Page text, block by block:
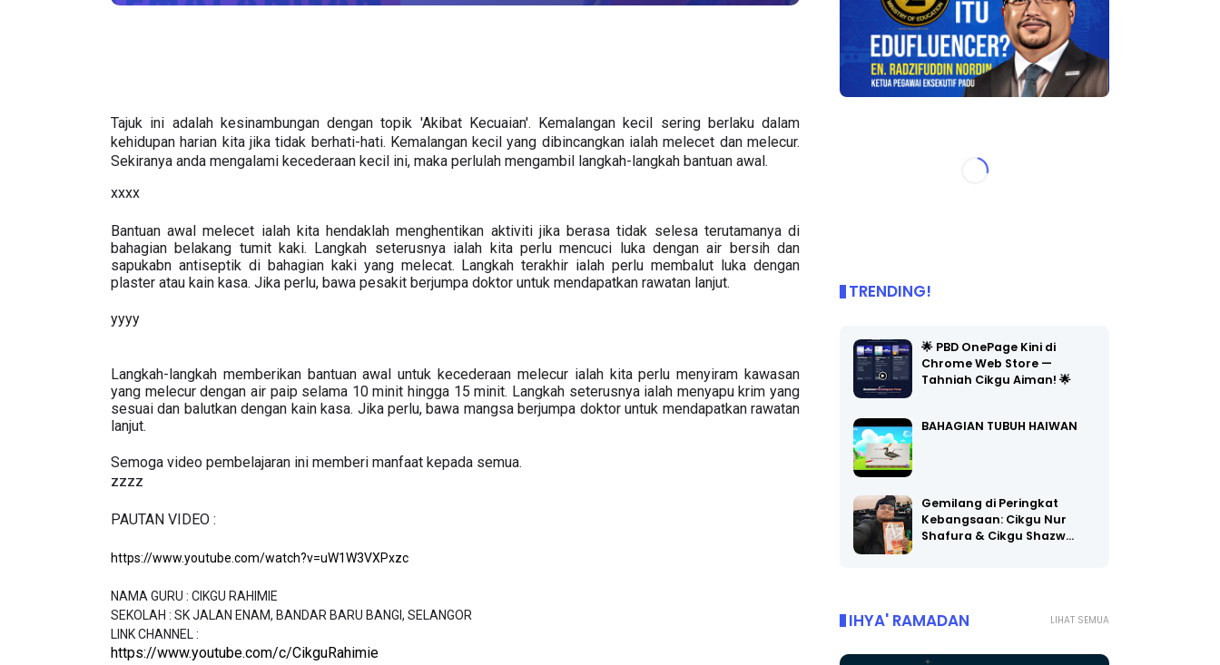
Tajuk ini adalah kesinambungan dengan topik 'Akibat Kecuaian'. Kemalangan kecil sering berlaku dalam
kehidupan harian kita jika tidak berhati-hati. Kemalangan kecil yang dibincangkan ialah melecet dan melecur.
Sekiranya anda mengalami kecederaan kecil ini, maka perlulah mengambil langkah-langkah bantuan awal.
xxxx
Bantuan awal melecet ialah kita hendaklah menghentikan aktiviti jika berasa tidak selesa terutamanya di
bahagian belakang tumit kaki. Langkah seterusnya ialah kita perlu mencuci luka dengan air bersih dan
sapukabn antiseptik di bahagian kaki yang melecat. Langkah terakhir ialah perlu membalut luka dengan
plaster atau kain kasa. Jika perlu, bawa pesakit berjumpa doktor untuk mendapatkan rawatan lanjut.
Langkah-langkah memberikan bantuan awal untuk kecederaan melecur ialah kita perlu menyiram kawasan
yang melecur dengan air paip selama 10 minit hingga 15 minit. Langkah seterusnya ialah menyapu krim yang
sesuai dan balutkan dengan kain kasa. Jika perlu, bawa mangsa berjumpa doktor untuk mendapatkan rawatan
lanjut.
zzzz
https://www.youtube.com/watch?v=uW1W3VXPxzc
NAMA GURU : CIKGU RAHIMIE
SEKOLAH : SK JALAN ENAM, BANDAR BARU BANGI, SELANGOR
https://www.youtube.com/c/CikguRahimie
TRENDING!
🌟 PBD OnePage Kini di
Chrome Web Store —
Tahniah Cikgu Aiman! 🌟
BAHAGIAN TUBUH HAIWAN
Gemilang di Peringkat
Kebangsaan: Cikgu Nur
Shafura & Cikgu Shazw…
LIHAT SEMUA
IHYA' RAMADAN